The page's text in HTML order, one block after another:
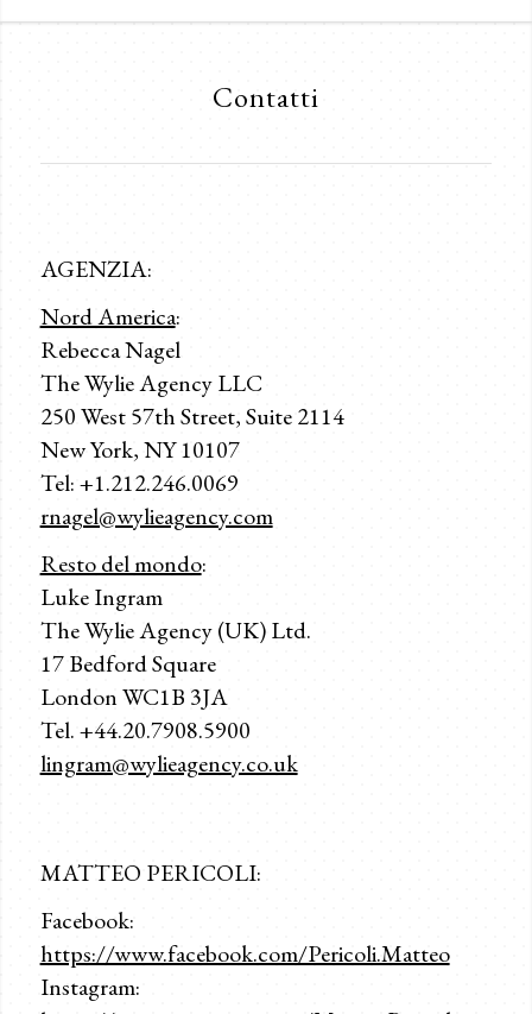
Contatti
AGENZIA:
Nord America:
Rebecca Nagel
The Wylie Agency LLC
250 West 57th Street, Suite 2114
New York, NY 10107
Tel: +1.212.246.0069
rnagel@wylieagency.com
Resto del mondo:
Luke Ingram
The Wylie Agency (UK) Ltd.
17 Bedford Square
London WC1B 3JA
Tel. +44.20.7908.5900
lingram@wylieagency.co.uk
MATTEO PERICOLI:
Facebook:
https://www.facebook.com/Pericoli.Matteo
Instagram: